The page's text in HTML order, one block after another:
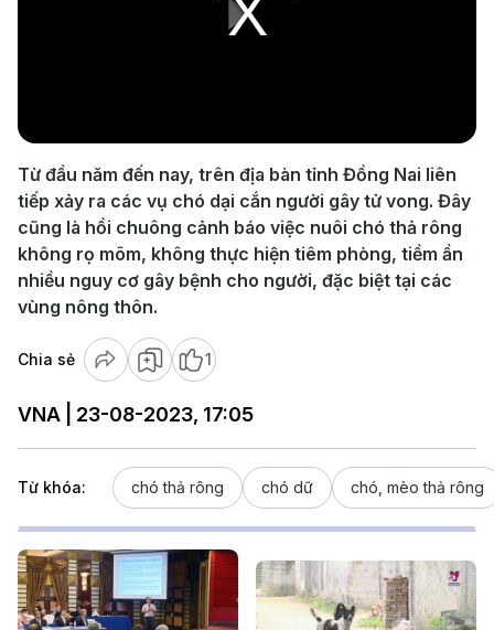
Play
Video
Từ đầu năm đến nay, trên địa bàn tỉnh Đồng Nai liên
tiếp xảy ra các vụ chó dại cắn người gây tử vong. Đây
cũng là hồi chuông cảnh báo việc nuôi chó thả rông
không rọ mõm, không thực hiện tiêm phòng, tiềm ẩn
nhiều nguy cơ gây bệnh cho người, đặc biệt tại các
vùng nông thôn.
Chia sẻ 1
VNA | 23-08-2023, 17:05
Từ khóa: chó thả rông chó dữ chó, mèo thả rông